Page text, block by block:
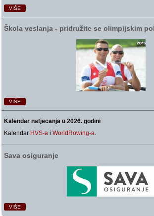
VIŠE
Škola veslanja ‑ pridružite se olimpijskim
VIŠE
Kalendar natjecanja u 2026. godini
Kalendar HVS-a iWorldRowing-a.
Sava osiguranje
VIŠE